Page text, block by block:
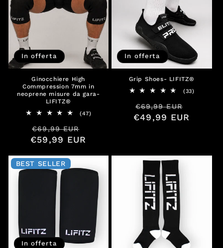
In offerta
Ginocchiere High
Commpression 7mm in
neoprene misure da gara-
LIFITZ®
(47)47
Prezzo
di
€69,99 EUR
scontato
€59,99 EUR
In offerta
Grip Shoes- LIFITZ®
(33)33
Prezzo
di
€69,99 EUR
€49,99 EUR
BEST SELLER
In offerta